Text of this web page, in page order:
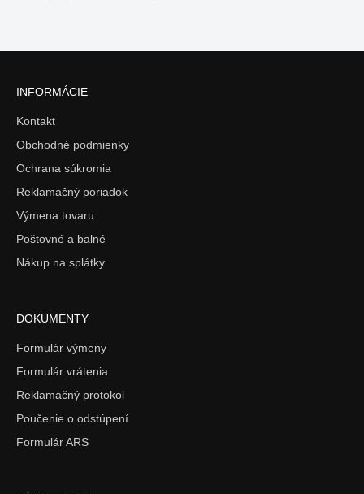
INFORMÁCIE
Kontakt
Obchodné podmienky
Ochrana súkromia
Reklamačný poriadok
Výmena tovaru
Poštovné a balné
Nákup na splátky
DOKUMENTY
Formulár výmeny
Formulár vrátenia
Reklamačný protokol
Poučenie o odstúpení
Formulár ARS